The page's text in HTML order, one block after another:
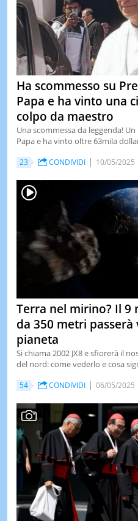
Ha scommesso su
Papa e ha vinto una
colpo da maestro
Una scommessa da leggenda!
Papa e ha vinto oltre 63mila
23 CONDIVIDI 10/05/2025
Terra nel mirino? Il 9
da 350 metri
pianeta
Si chiama 2002 JX8 e sfiorerà il
del nord: come vederlo e cosa
54 CONDIVIDI 06/05/2025